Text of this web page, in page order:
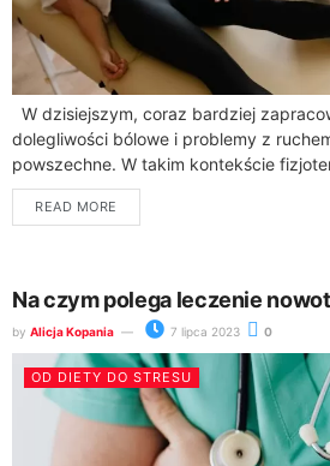
W dzisiejszym, coraz bardziej
dolegliwości bólowe i problemy z
powszechne. W takim kontekście
kluczową rolę w poprawie jakości życia
READ MORE
Na czym polega leczenie
by Alicja Kopania 7 lipca 2023 0
OD DIETY DO STRESU